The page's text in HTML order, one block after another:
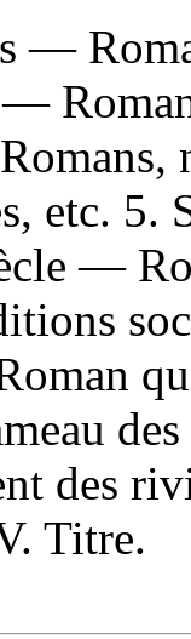
—
—
etc.
—
des
Titre.